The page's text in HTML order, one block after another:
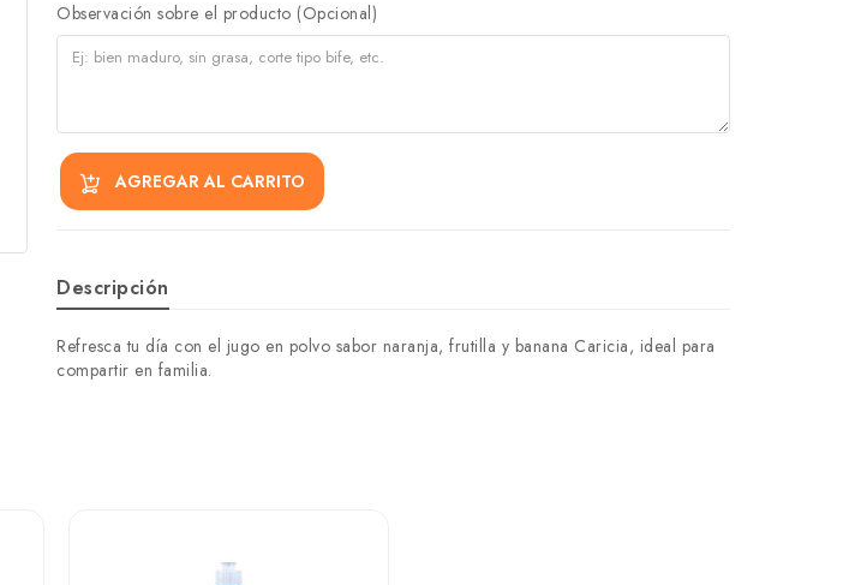
Observación sobre el producto (Opcional)
AGREGAR AL CARRITO
Descripción
Refresca tu día con el jugo en polvo sabor naranja, frutilla y banana Caricia, ideal para
compartir en familia.